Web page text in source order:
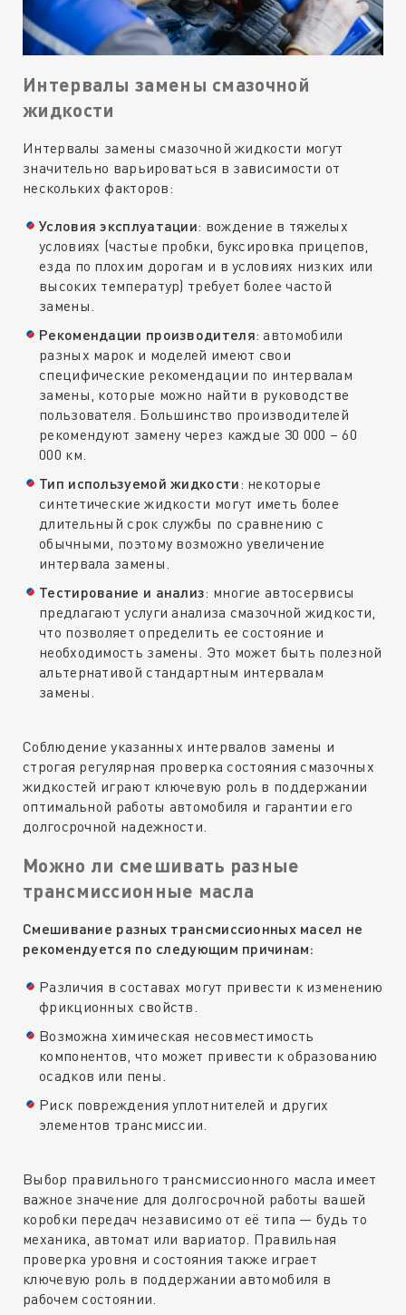
Интервалы замены смазочной
жидкости
Интервалы замены смазочной жидкости могут
значительно варьироваться в зависимости от
нескольких факторов:
Условия эксплуатации: вождение в тяжелых
условиях (частые пробки, буксировка прицепов,
езда по плохим дорогам и в условиях низких или
высоких температур) требует более частой
замены.
Рекомендации производителя: автомобили
разных марок и моделей имеют свои
специфические рекомендации по интервалам
замены, которые можно найти в руководстве
пользователя. Большинство производителей
рекомендуют замену через каждые 30 000 – 60
000 км.
Тип используемой жидкости: некоторые
синтетические жидкости могут иметь более
длительный срок службы по сравнению с
обычными, поэтому возможно увеличение
интервала замены.
Тестирование и анализ: многие автосервисы
предлагают услуги анализа смазочной жидкости,
что позволяет определить ее состояние и
необходимость замены. Это может быть полезной
альтернативой стандартным интервалам
замены.
Соблюдение указанных интервалов замены и
строгая регулярная проверка состояния смазочных
жидкостей играют ключевую роль в поддержании
оптимальной работы автомобиля и гарантии его
долгосрочной надежности.
Можно ли смешивать разные
трансмиссионные масла
Смешивание разных трансмиссионных масел не
рекомендуется по следующим причинам:
Различия в составах могут привести к изменению
фрикционных свойств.
Возможна химическая несовместимость
компонентов, что может привести к образованию
осадков или пены.
Риск повреждения уплотнителей и других
элементов трансмиссии.
Выбор правильного трансмиссионного масла имеет
важное значение для долгосрочной работы вашей
коробки передач независимо от её типа — будь то
механика, автомат или вариатор. Правильная
проверка уровня и состояния также играет
ключевую роль в поддержании автомобиля в
рабочем состоянии.